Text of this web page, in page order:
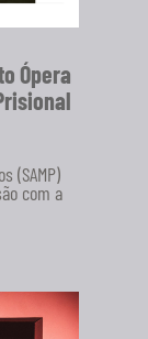
Ópera
(SAMP)
com a